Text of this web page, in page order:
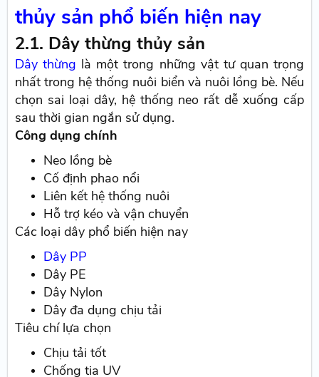
thủy sản phổ biến hiện nay
2.1. Dây thừng thủy sản
Dây thừng là một trong những vật tư quan trọng
nhất trong hệ thống nuôi biển và nuôi lồng bè. Nếu
chọn sai loại dây, hệ thống neo rất dễ xuống cấp
sau thời gian ngắn sử dụng.
Công dụng chính
Neo lồng bè
Cố định phao nổi
Liên kết hệ thống nuôi
Hỗ trợ kéo và vận chuyển
Các loại dây phổ biến hiện nay
Dây PP
Dây PE
Dây Nylon
Dây đa dụng chịu tải
Tiêu chí lựa chọn
Chịu tải tốt
Chống tia UV